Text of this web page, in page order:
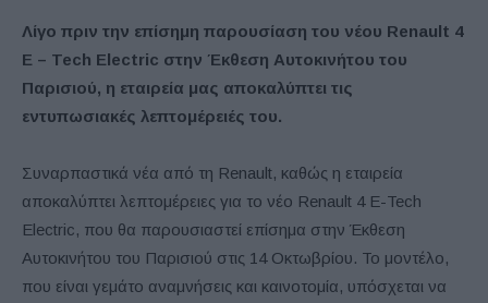
Λίγο πριν την επίσημη παρουσίαση του νέου Renault 4
E – Tech Electric στην Έκθεση Αυτοκινήτου του
Παρισιού, η εταιρεία μας αποκαλύπτει τις
εντυπωσιακές λεπτομέρειές του.
Συναρπαστικά νέα από τη Renault, καθώς η εταιρεία
αποκαλύπτει λεπτομέρειες για το νέο Renault 4 E-Tech
Electric, που θα παρουσιαστεί επίσημα στην Έκθεση
Αυτοκινήτου του Παρισιού στις 14 Οκτωβρίου. Το μοντέλο,
που είναι γεμάτο αναμνήσεις και καινοτομία, υπόσχεται να